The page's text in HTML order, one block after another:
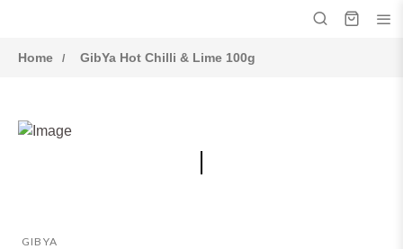
Home GibYa Hot Chilli & Lime 100g
GIBYA